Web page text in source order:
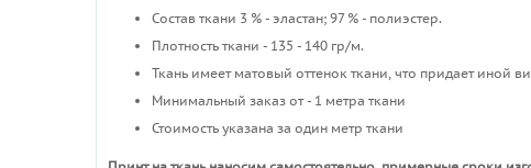
Состав ткани 3 % - эластан; 97 % - полиэстер.
Плотность ткани - 135 - 140 гр/м.
Ткань имеет матовый оттенок ткани, что придает иной
Минимальный заказ от - 1 метра ткани
Стоимость указана за один метр ткани